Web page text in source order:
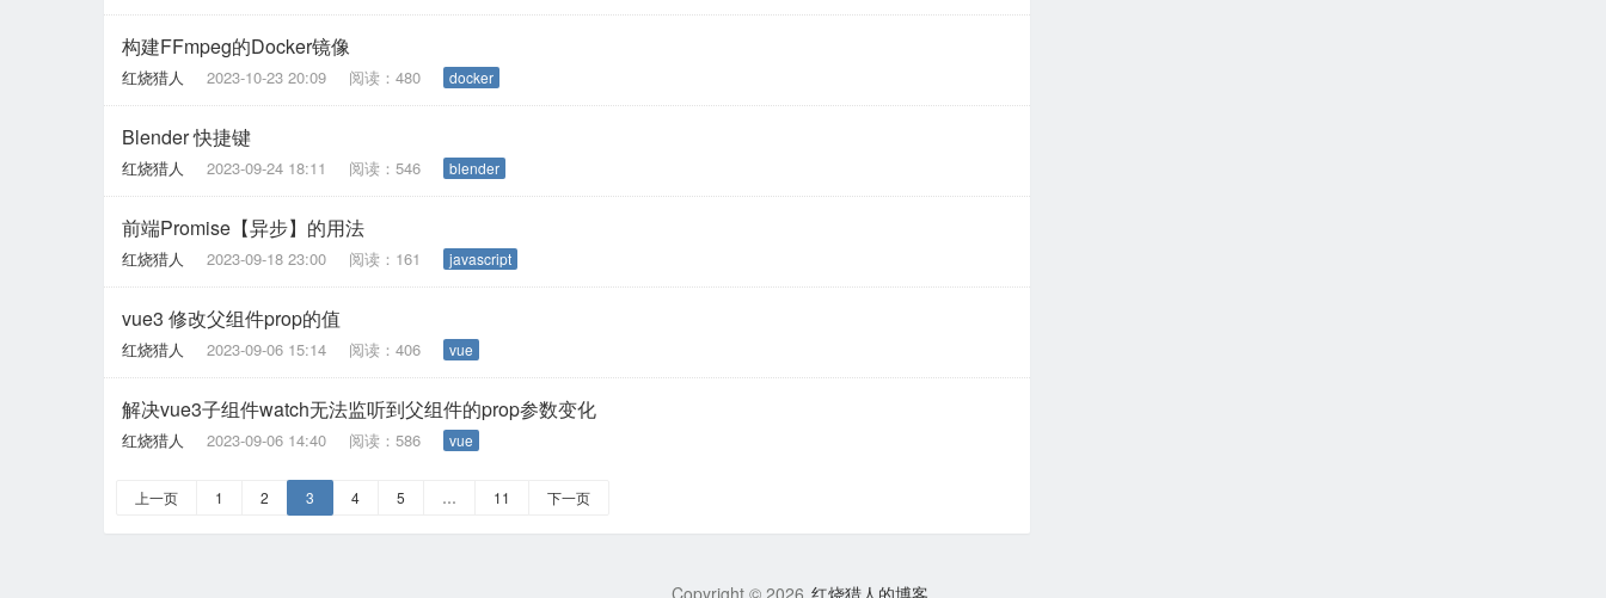
构建FFmpeg的Docker镜像
红烧猎人 2023-10-23 20:09 阅读：480 docker
Blender 快捷键
红烧猎人 2023-09-24 18:11 阅读：546 blender
前端Promise【异步】的用法
红烧猎人 2023-09-18 23:00 阅读：161 javascript
vue3 修改父组件prop的值
红烧猎人 2023-09-06 15:14 阅读：406 vue
解决vue3子组件watch无法监听到父组件的prop参数变化
红烧猎人 2023-09-06 14:40 阅读：586 vue
上一页 1 2 3 4 5 … 11 下一页